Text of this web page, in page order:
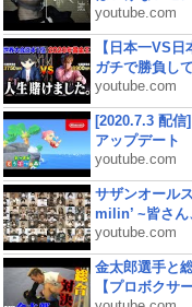
youtube.com
【日本一VS
ガチで勝負し
youtube.com
[2020.7.3 配
アップデート
youtube.com
サザンオール
milin’ ~皆さん
youtube.com
金太郎選手と
【プロボクサ